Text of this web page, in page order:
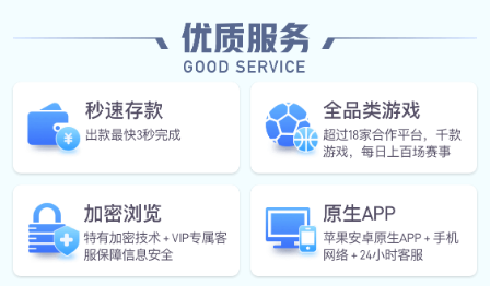
致力于为客户提供性能优异，品质可靠的光电耦合器（简称光耦）
输，对光耦要求高隔离电压，爬电距离符合安规，在一定的温度条
件下稳定工作，使用符合环保认证的原材料等；目前广泛使用于超
薄LED电源，精密电源适配器，小体积通讯开关电源行业。
亿万28 参与了工厂的高可靠性电源转换和嵌入式计算解决方案设
计，其解决方案适用于多种行业，包括通信、计算、消费类电子、
医疗、军事、航天和工业自动化。应用产品系列涵盖AC-DC 3 W